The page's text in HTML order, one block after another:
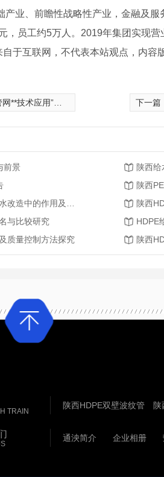
产业、前瞻性战略性产业，金融及
，员工约5万人。2019年集团实现
于互联网，不代表本站观点，内容
”创新论坛如期举行 下一篇
前景
陕西
陕西
与比较研究
HDPE
质量控制方法探究
陕西
TRAIN
陕西HDPE双壁波纹管
通泱简介 企业相册